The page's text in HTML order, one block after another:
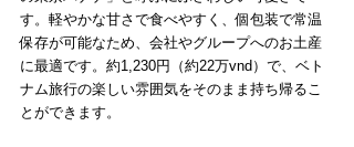
す。軽やかな甘さで食べやすく、個包装で常温
保存が可能なため、会社やグループへのお土産
に最適です。約1,230円（約22万vnd）で、ベト
ナム旅行の楽しい雰囲気をそのまま持ち帰るこ
とができます。